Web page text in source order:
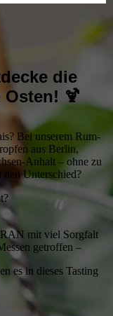
die
Osten! 🍹
Bei unserem Rum-
aus Berlin,
Anhalt – ohne zu
Unterschied?
mit viel Sorgfalt
getroffen –
es in dieses Tasting